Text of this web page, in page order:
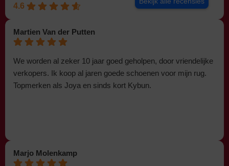
4.6
Martien Van der Putten
We worden al zeker 10 jaar goed geholpen, door vriendelijke
verkopers. Ik koop al jaren goede schoenen voor mijn rug.
Topmerken als Joya en sinds kort Kybun.
Marjo Molenkamp